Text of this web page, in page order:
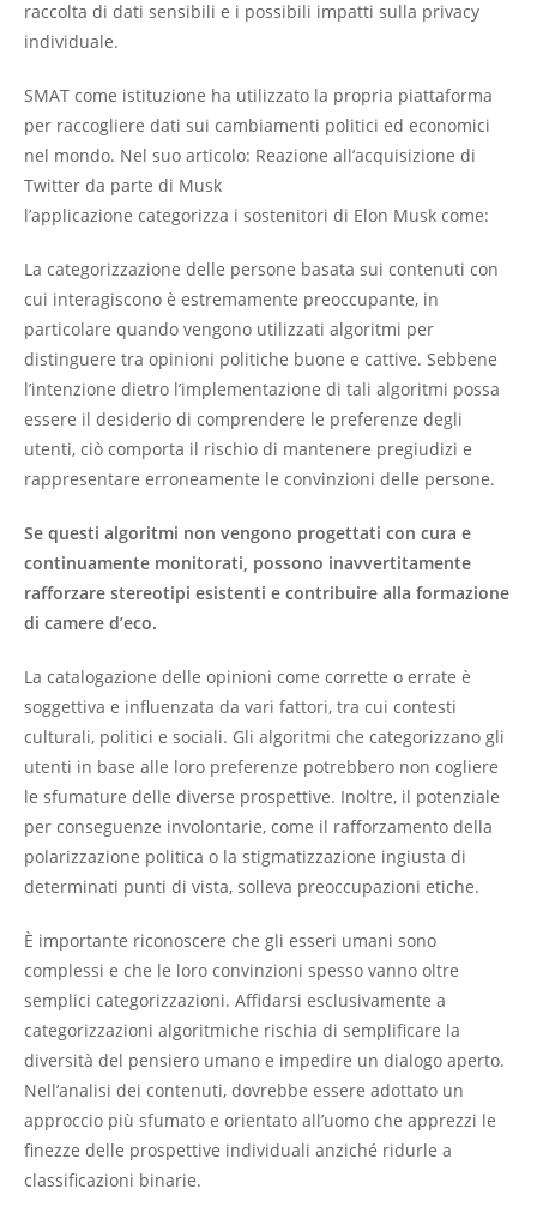
raccolta di dati sensibili e i possibili impatti sulla privacy
individuale.
SMAT come istituzione ha utilizzato la propria piattaforma
per raccogliere dati sui cambiamenti politici ed economici
nel mondo. Nel suo articolo: Reazione all’acquisizione di
Twitter da parte di Musk
l’applicazione categorizza i sostenitori di Elon Musk come:
La categorizzazione delle persone basata sui contenuti con
cui interagiscono è estremamente preoccupante, in
particolare quando vengono utilizzati algoritmi per
distinguere tra opinioni politiche buone e cattive. Sebbene
l’intenzione dietro l’implementazione di tali algoritmi possa
essere il desiderio di comprendere le preferenze degli
utenti, ciò comporta il rischio di mantenere pregiudizi e
rappresentare erroneamente le convinzioni delle persone.
Se questi algoritmi non vengono progettati con cura e
continuamente monitorati, possono inavvertitamente
rafforzare stereotipi esistenti e contribuire alla formazione
di camere d’eco.
La catalogazione delle opinioni come corrette o errate è
soggettiva e influenzata da vari fattori, tra cui contesti
culturali, politici e sociali. Gli algoritmi che categorizzano gli
utenti in base alle loro preferenze potrebbero non cogliere
le sfumature delle diverse prospettive. Inoltre, il potenziale
per conseguenze involontarie, come il rafforzamento della
polarizzazione politica o la stigmatizzazione ingiusta di
determinati punti di vista, solleva preoccupazioni etiche.
È importante riconoscere che gli esseri umani sono
complessi e che le loro convinzioni spesso vanno oltre
semplici categorizzazioni. Affidarsi esclusivamente a
categorizzazioni algoritmiche rischia di semplificare la
diversità del pensiero umano e impedire un dialogo aperto.
Nell’analisi dei contenuti, dovrebbe essere adottato un
approccio più sfumato e orientato all’uomo che apprezzi le
finezze delle prospettive individuali anziché ridurle a
classificazioni binarie.